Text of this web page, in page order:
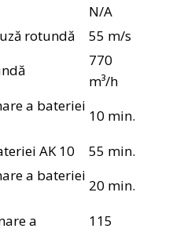
N/A
rotundă
55 m/s
770
m³/h
a bateriei
10 min.
AK 10
55 min.
a bateriei
20 min.
a
115